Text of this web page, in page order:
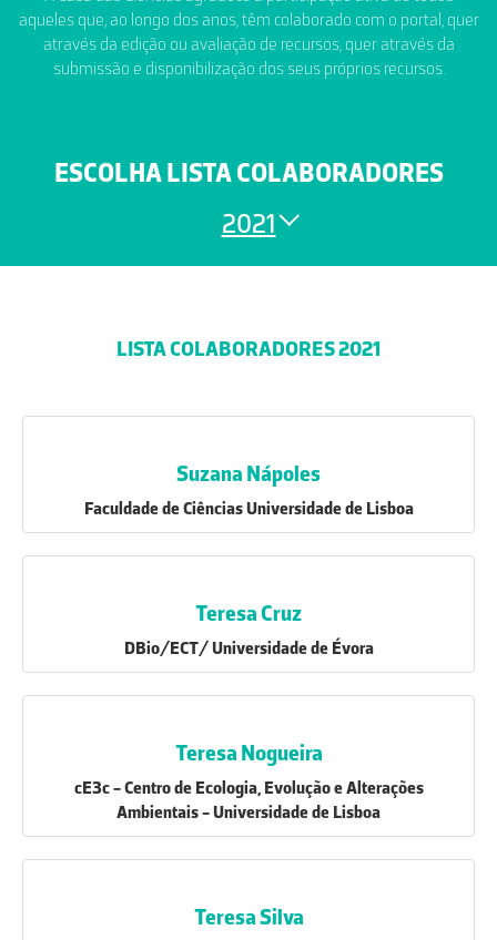
aqueles que, ao longo dos anos, têm colaborado com o portal, quer
através da edição ou avaliação de recursos, quer através da
submissão e disponibilização dos seus próprios recursos.
ESCOLHA LISTA COLABORADORES
2021
LISTA COLABORADORES 2021
Suzana Nápoles
Faculdade de Ciências Universidade de Lisboa
Teresa Cruz
DBio/ECT/ Universidade de Évora
Teresa Nogueira
cE3c - Centro de Ecologia, Evolução e Alterações
Ambientais - Universidade de Lisboa
Teresa Silva